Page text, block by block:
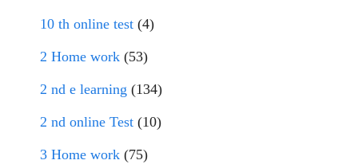
10 th online test (4)
2 Home work (53)
2 nd e learning (134)
2 nd online Test (10)
3 Home work (75)